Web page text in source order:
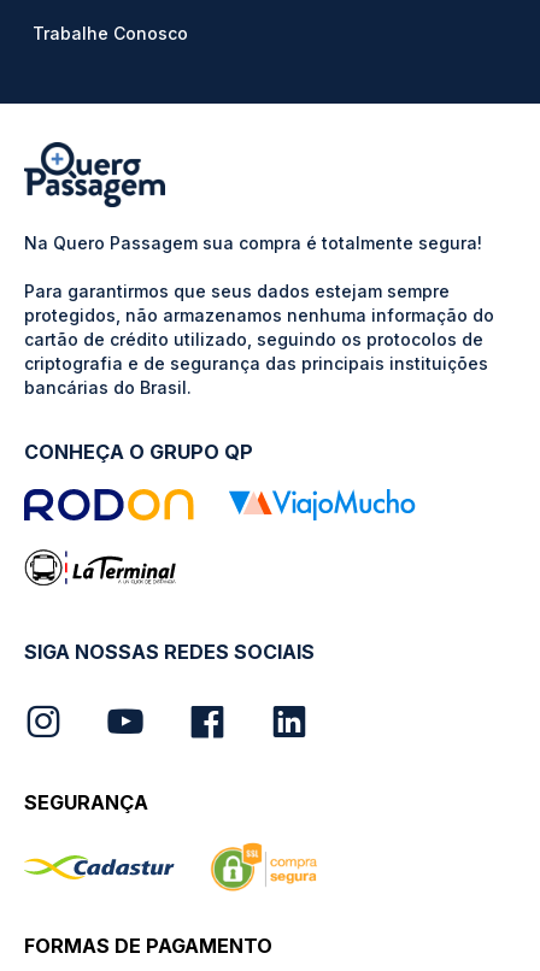
Trabalhe Conosco
Na Quero Passagem sua compra é totalmente segura!
Para garantirmos que seus dados estejam sempre
protegidos, não armazenamos nenhuma informação do
cartão de crédito utilizado, seguindo os protocolos de
criptografia e de segurança das principais instituições
bancárias do Brasil.
CONHEÇA O GRUPO QP
SIGA NOSSAS REDES SOCIAIS
SEGURANÇA
FORMAS DE PAGAMENTO